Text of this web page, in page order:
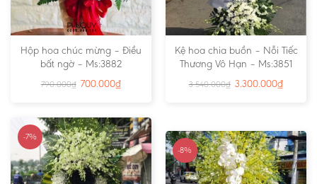
Hộp hoa chúc mừng – Điều
bất ngờ – Ms:3882
790.000₫ 700.000₫
Kệ hoa chia buồn – Nỗi Tiếc
Thương Vô Hạn – Ms:3851
3.540.000₫ 3.300.000₫
-7%
-8%